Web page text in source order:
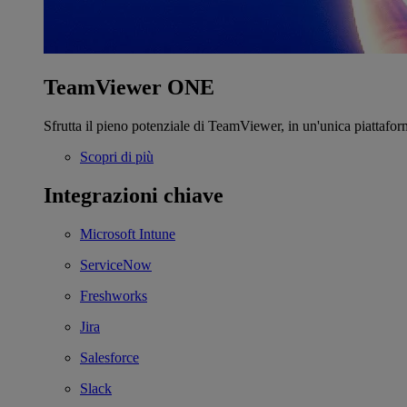
TeamViewer ONE
Sfrutta il pieno potenziale di TeamViewer, in un'unica
Scopri di più
Integrazioni chiave
Microsoft Intune
ServiceNow
Freshworks
Jira
Salesforce
Slack